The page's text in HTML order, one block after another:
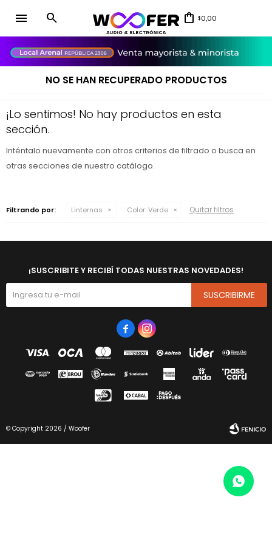
menu $0,00
NO SE HAN RECUPERADO PRODUCTOS
¡Lo sentimos! No hay productos en esta
sección.
Inténtalo nuevamente con otros criterios de filtrado o busca en
otras secciones de nuestro catálogo.
Filtrando por: Linternas Color:Verde Quitar filtros
¡SUSCRIBITE Y RECIBÍ TODAS NUESTRAS NOVEDADES!
SUSCRIBIRME
 
© Copyright 2026 / Woofer
close